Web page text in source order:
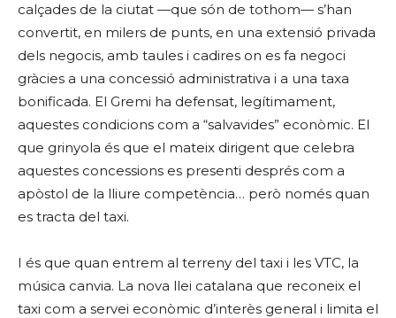
calçades de la ciutat —que són de tothom— s’han
convertit, en milers de punts, en una extensió privada
dels negocis, amb taules i cadires on es fa negoci
gràcies a una concessió administrativa i a una taxa
bonificada. El Gremi ha defensat, legítimament,
aquestes condicions com a “salvavides” econòmic. El
que grinyola és que el mateix dirigent que celebra
aquestes concessions es presenti després com a
apòstol de la lliure competència… però només quan
es tracta del taxi.
I és que quan entrem al terreny del taxi i les VTC, la
música canvia. La nova llei catalana que reconeix el
taxi com a servei econòmic d’interès general i limita el